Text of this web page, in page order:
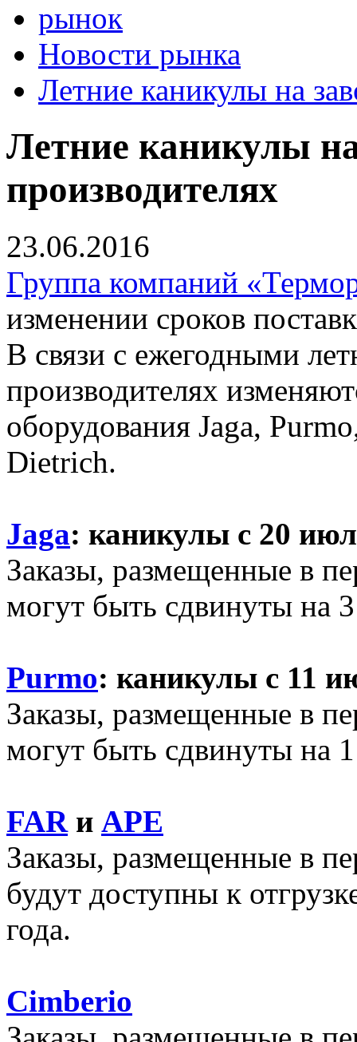
рынок
Новости рынка
Летние каникулы на
Летние каникулы
производителях
23.06.2016
Группа компаний
изменении сроков
В связи с ежегодными
производителях
оборудования Jaga,
Dietrich.
Jaga: каникулы с 20
Заказы, размещенные в
могут быть сдвинуты на
Purmo: каникулы с 11
Заказы, размещенные в
могут быть сдвинуты на
FARи APE
Заказы, размещенные в
будут доступны к
года.
Cimberio